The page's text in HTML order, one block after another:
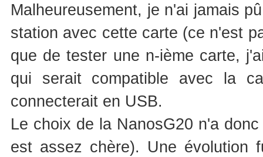
Malheureusement, je n'ai jamais
station avec cette carte (ce n'est
que de tester une n-ième carte,
qui serait compatible avec la
connecterait en USB.
Le choix de la NanosG20 n'a
est assez chère). Une évolution